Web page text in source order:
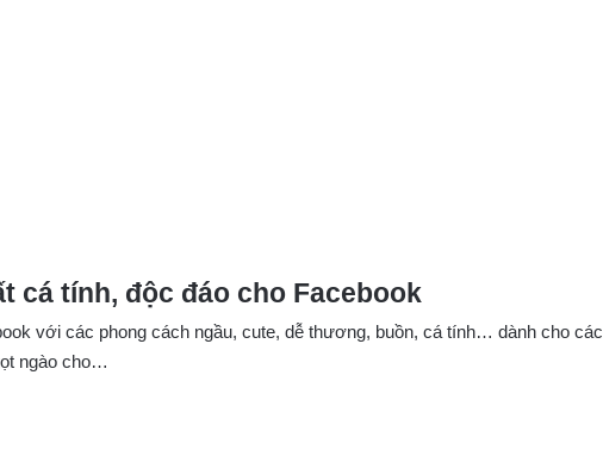
cá tính, độc đáo cho Facebook
với các phong cách ngầu, cute, dễ thương, buồn, cá tính… dành cho các
ngào cho…